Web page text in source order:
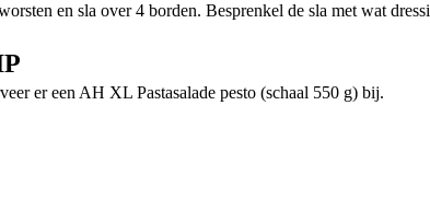
en sla over 4 borden. Besprenkel de sla met wat
er een AH XL Pastasalade pesto (schaal 550 g) bij.